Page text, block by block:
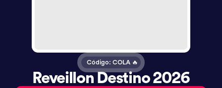
Código: COLA 🔥
Reveillon Destino 2026